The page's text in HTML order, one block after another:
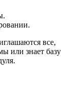
все,
или знает базу